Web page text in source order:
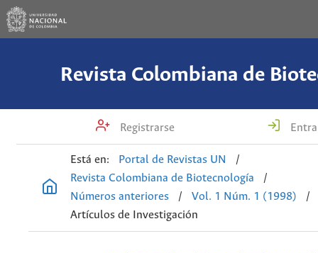
Revista Colombiana de
Registrarse
Está en: Portal de Revistas UN
/
Revista Colombiana de Biotecnología
/
Números anteriores
/ Vol. 1 Núm. 1 (1998)
/
Artículos de Investigación